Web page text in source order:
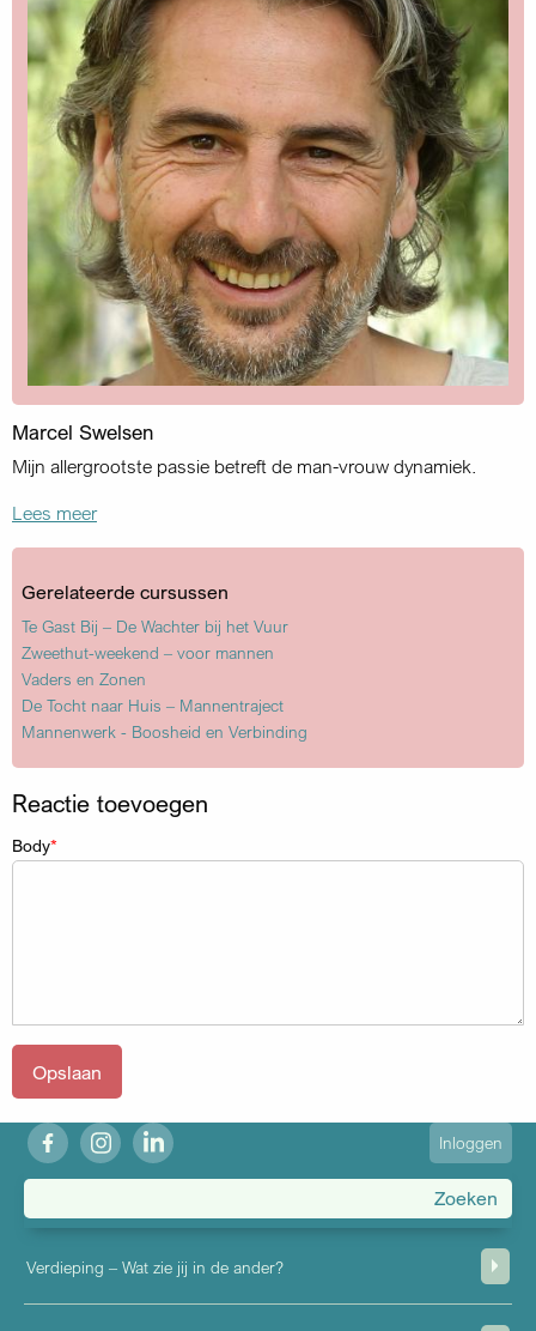
Marcel Swelsen
Mijn allergrootste passie betreft de man-vrouw dynamiek.
Lees meer
Gerelateerde cursussen
Te Gast Bij – De Wachter bij het Vuur
Zweethut-weekend – voor mannen
Vaders en Zonen
De Tocht naar Huis – Mannentraject
Mannenwerk - Boosheid en Verbinding
Reactie toevoegen
Body
fb ig in
User
account
menu
Inloggen
Verdieping – Wat zie jij in de ander?